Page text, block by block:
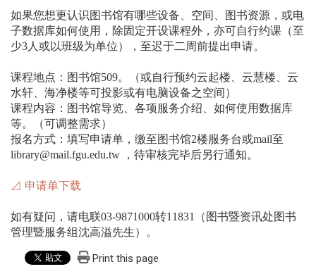
如果您想更认识图书馆有哪些设备、空间、图书资源，或电
子数据库如何使用，除固定开设课程外，亦可自行约课（至
少3人或以班级为单位），至迟于二周前提出申请。
课程地点：图书馆509。（或自行预约云起楼、云慧楼、云
水轩、海净楼等可投影或有电脑设备之空间）
课程内容：图书馆导览、各项服务介绍、如何使用数据库
等。（可调整需求）
报名方式：填写申请单，缴至图书馆2楼服务台或mail至
library@mail.fgu.edu.tw ，待审核完毕后另行通知。
⊿ 申请单下载
如有疑问，请电联03-9871000转11831（图书暨资讯处图书
管理暨服务组沈高溢先生）。
Print this page